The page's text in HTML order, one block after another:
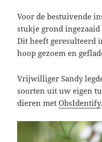
Voor de bestuivende
stukje grond
Dit heeft geresulteerd
hoop gezoem en
Vrijwilliger Sandy
soorten uit uw eigen
dieren metObsIdentify